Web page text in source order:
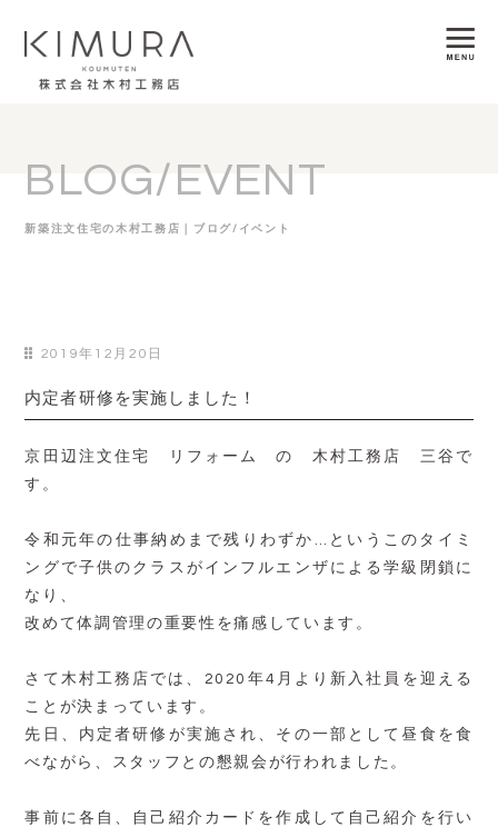
BLOG/EVENT
新築注文住宅の木村工務店｜ブログ/イベント
2019年12月20日
内定者研修を実施しました！
京田辺注文住宅 リフォーム の 木村工務店 三谷で
す。
令和元年の仕事納めまで残りわずか…というこのタイミ
ングで子供のクラスがインフルエンザによる学級閉鎖に
なり、
改めて体調管理の重要性を痛感しています。
さて木村工務店では、2020年4月より新入社員を迎える
ことが決まっています。
先日、内定者研修が実施され、その一部として昼食を食
べながら、スタッフとの懇親会が行われました。
事前に各自、自己紹介カードを作成して自己紹介を行い